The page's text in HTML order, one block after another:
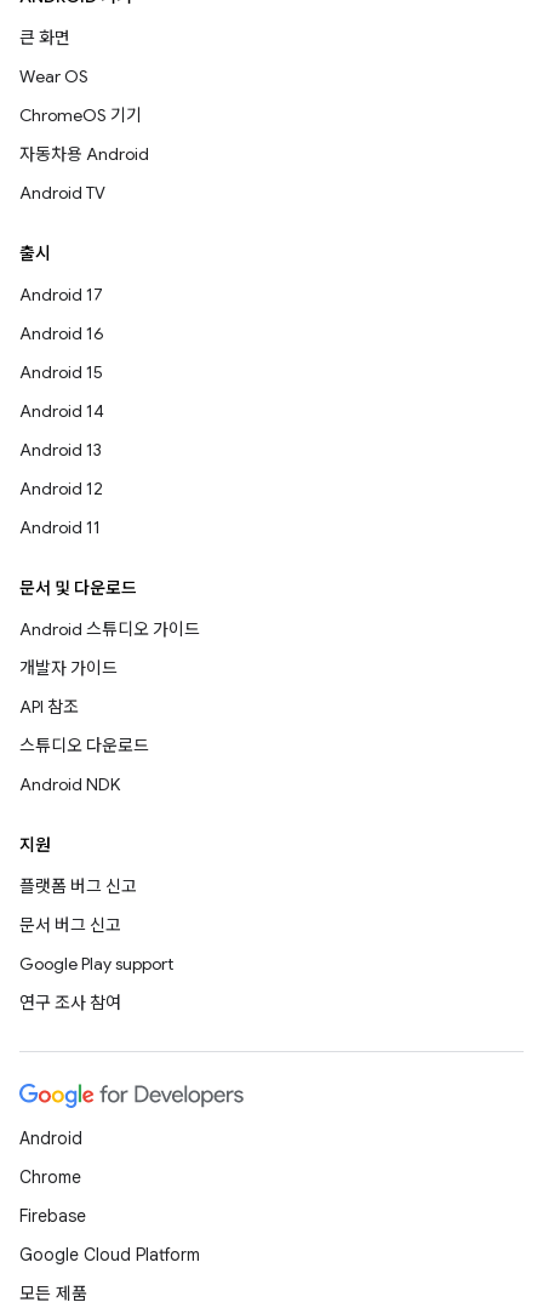
큰 화면
Wear OS
ChromeOS 기기
자동차용 Android
Android TV
출시
Android 17
Android 16
Android 15
Android 14
Android 13
Android 12
Android 11
문서 및 다운로드
Android 스튜디오 가이드
개발자 가이드
API 참조
스튜디오 다운로드
Android NDK
지원
플랫폼 버그 신고
문서 버그 신고
Google Play support
연구 조사 참여
Android
Chrome
Firebase
Google Cloud Platform
모든 제품